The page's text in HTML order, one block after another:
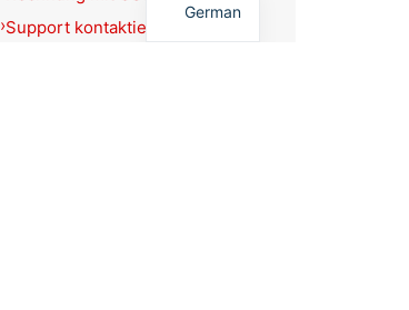
Support kontaktieren
German